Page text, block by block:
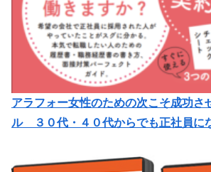
アラフォー女性のための次こそ成功さ
ル ３０代・４０代からでも正社員に